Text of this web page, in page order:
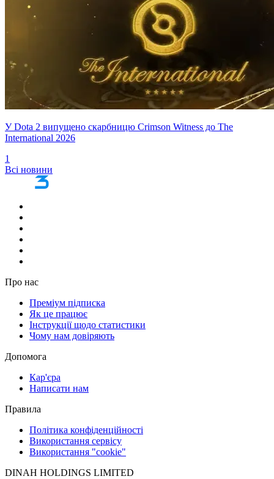
У Dota 2 випущено скарбницю Crimson Witness до The
International 2026
1
Всі новини
Про нас
Преміум підписка
Як це працює
Інструкції щодо статистики
Чому нам довіряють
Допомога
Кар'єра
Написати нам
Правила
Політика конфіденційності
Використання сервісу
Використання "cookie"
DINAH HOLDINGS LIMITED